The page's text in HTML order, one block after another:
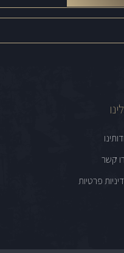
קשר
פרטיות